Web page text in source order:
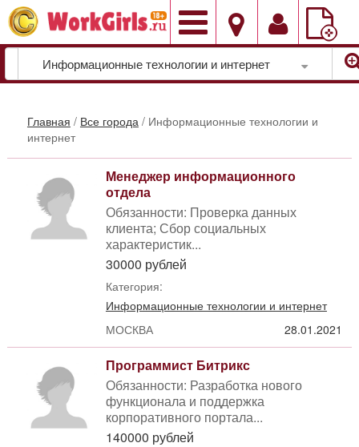
Добавить
вакансию
Информационные технологии и интернет
Главная / Все города / Информационные технологии и
интернет
Менеджер информационного
отдела
Обязанности: Проверка данных
клиента; Сбор социальных
характеристик...
30000 рублей
Категория:
Информационные технологии и интернет
МОСКВА
28.01.2021
Программист Битрикс
Обязанности: Разработка нового
функционала и поддержка
корпоративного портала...
140000 рублей